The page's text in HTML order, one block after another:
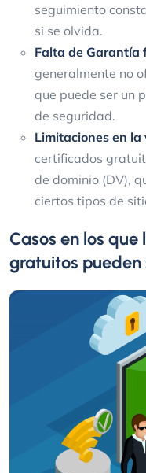
seguimiento
si se olvida.
Falta de Garantía
generalmente no
que puede ser un
de seguridad.
Limitaciones en la
certificados
de dominio (DV),
ciertos tipos de
Casos en los
gratuitos